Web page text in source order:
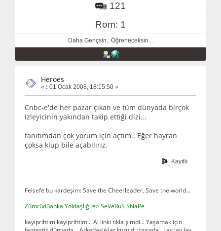
121
Rom: 1
Daha Gençsin.. Öğreneceksin...
Heroes
« : 01 Ocak 2008, 18:15:50 »
Cnbc-e'de her pazar çıkan ve tüm dünyada birçok
izleyicinin yakından takip ettiği dizi...
tanıtımdan çok yorum için açtım.. Eğer hayran
çoksa klüp bile açabiliriz.
Kayıtlı
Felsefe bu kardeşim: Save the Cheerleader, Save the world...
Zümrüdüanka Yoldaşlığı => SeVeRuS SNaPe
kayiprihtim kayiprihtim... Al linki tıkla şimdi... Yaşamak için
fantastik dünyada... Arkadaşlıklar kuruldu burada...Lay lay lay